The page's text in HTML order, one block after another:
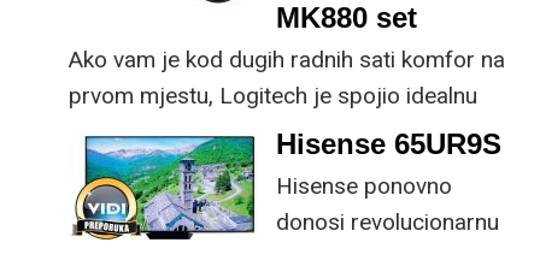
MK880 set
Ako vam je kod dugih radnih sati komfor na
prvom mjestu, Logitech je spojio idealnu
kombinaciju tipkovnice i miša s naprednim
funkcijama.
Hisense 65UR9S
Hisense ponovno
donosi revolucionarnu